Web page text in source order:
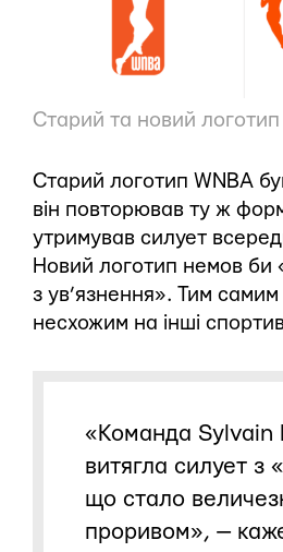
Старий та новий логотип
Старий логотип WNBA
він повторював ту ж
утримував силует
Новий логотип немов би
з ув’язнення». Тим самим
несхожим на інші
«Команда Sylvain
витягла силует з
що стало
проривом», —